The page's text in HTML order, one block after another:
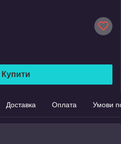
Купити
Доставка Оплата Умови